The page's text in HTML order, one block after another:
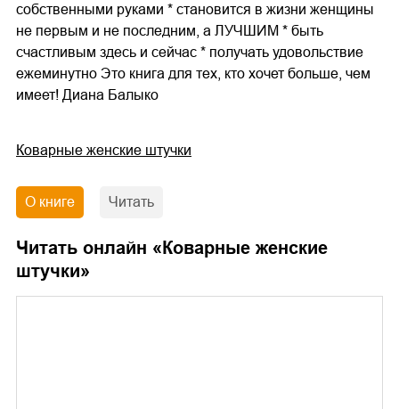
собственными руками * становится в жизни женщины
не первым и не последним, а ЛУЧШИМ * быть
счастливым здесь и сейчас * получать удовольствие
ежеминутно Это книга для тех, кто хочет больше, чем
имеет! Диана Балыко
Коварные женские штучки
О книге Читать
Читать онлайн « Коварные женские
штучки»